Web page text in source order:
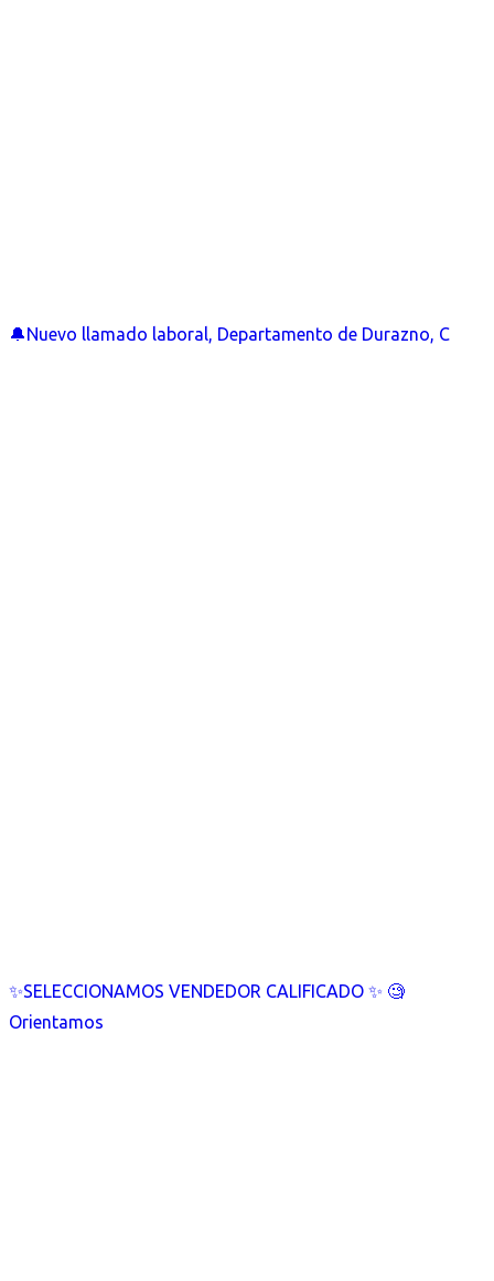
🔔Nuevo llamado laboral, Departamento de Durazno, C
✨SELECCIONAMOS VENDEDOR CALIFICADO ✨ 🧐
Orientamos